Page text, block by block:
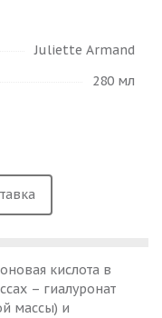
Juliette Armand
280 мл
кислота в
– гиалуронат
массы) и